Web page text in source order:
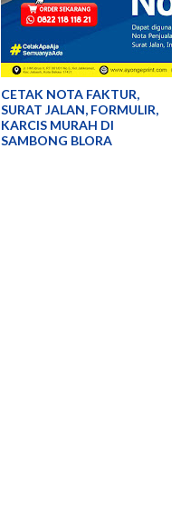
CETAK NOTA FAKTUR,
SURAT JALAN, FORMULIR,
KARCIS MURAH DI
SAMBONG BLORA